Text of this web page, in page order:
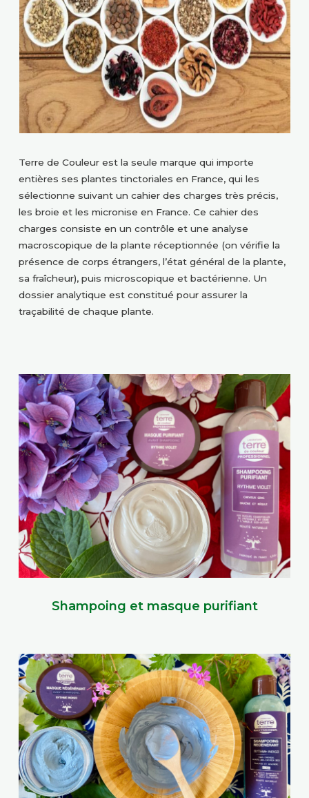
Terre de Couleur est la seule marque qui importe
entières ses plantes tinctoriales en France, qui les
sélectionne suivant un cahier des charges très précis,
les broie et les micronise en France. Ce cahier des
charges consiste en un contrôle et une analyse
macroscopique de la plante réceptionnée (on vérifie la
présence de corps étrangers, l’état général de la plante,
sa fraîcheur), puis microscopique et bactérienne. Un
dossier analytique est constitué pour assurer la
traçabilité de chaque plante.
Shampoing et masque purifiant